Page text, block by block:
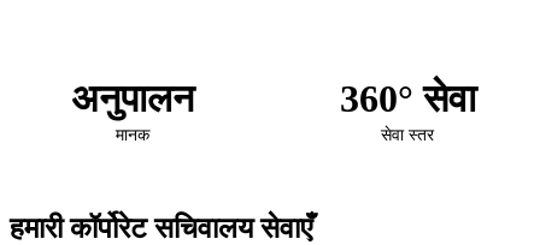
अनुपालन
मानक
360° सेवा
सेवा स्तर
हमारी कॉर्पोरेट सचिवालय सेवाएँ